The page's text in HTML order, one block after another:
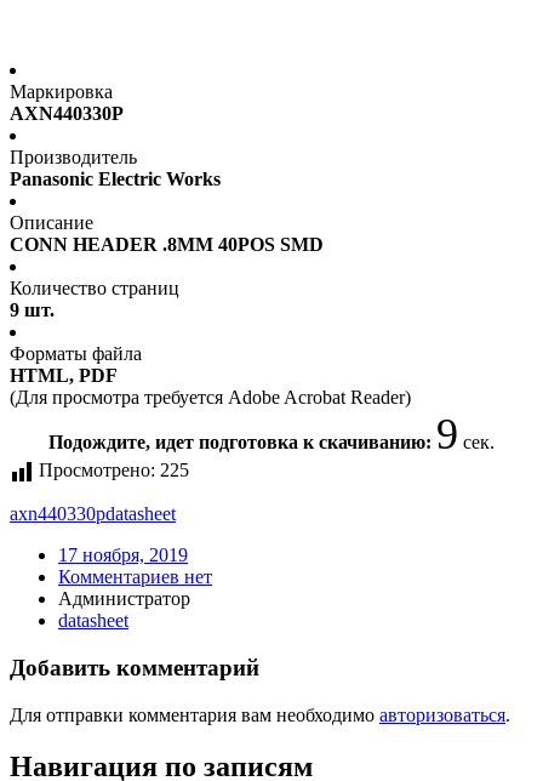
Маркировка
AXN440330P
Производитель
Panasonic Electric Works
Описание
CONN HEADER .8MM 40POS SMD
Количество страниц
9 шт.
Форматы файла
HTML, PDF
(Для просмотра требуется Adobe Acrobat Reader)
Подождите, идет подготовка к скачиванию: 9 сек.
Просмотрено: 225
axn440330pdatasheet
17 ноября, 2019
Комментариев нет
Администратор
datasheet
Добавить комментарий
Для отправки комментария вам необходимо авторизоваться.
Навигация по записям